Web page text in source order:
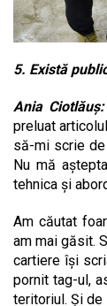
5. Există
Ania Ciotlăuș:
preluat
să-mi scrie
Nu mă
tehnica și
Am căutat
am mai găsit.
cartiere își
pornit tag-ul,
teritoriul. Și